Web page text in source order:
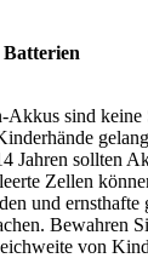
sind keine
Jahren sollten
Zellen
und ernsthafte
Bewahren
von